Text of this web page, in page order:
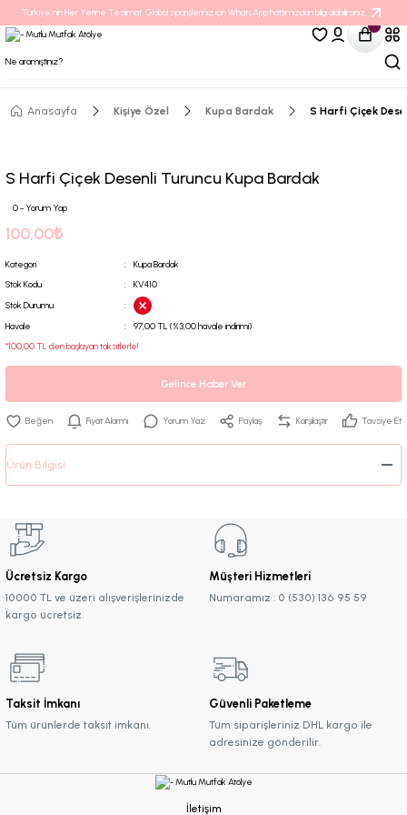
Türkiye’nin Her Yerine Teslimat. Global siparişleriniz için WhatsApp hattımızdan bilgi alabilirsiniz.
Anasayfa Kişiye Özel Kupa Bardak S Harfi Çiçek
S Harfi Çiçek Desenli Turuncu Kupa Bardak
0 - Yorum Yap
100,00₺
Kategori
Kupa Bardak
Stok Kodu
KV410
Stok Durumu
Havale
97,00 TL (%3,00 havale indirimi)
*100,00 TL den başlayan taksitlerle!
Gelince Haber Ver
Fiyat Alarmı Yorum Yaz Paylaş Karşılaştır Tavsiye Et
Ürün Bilgisi
Ücretsiz Kargo
10000 TL ve üzeri alışverişlerinizde
kargo ücretsiz.
Müşteri Hizmetleri
Numaramız : 0 (530) 136 95 59
Taksit İmkanı
Tüm ürünlerde taksit imkanı.
Güvenli Paketleme
Tüm siparişleriniz DHL kargo ile
adresinize gönderilir.
İletişim